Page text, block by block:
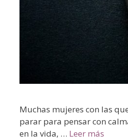
Muchas mujeres con las
parar para pensar con
en la vida, … Leer más